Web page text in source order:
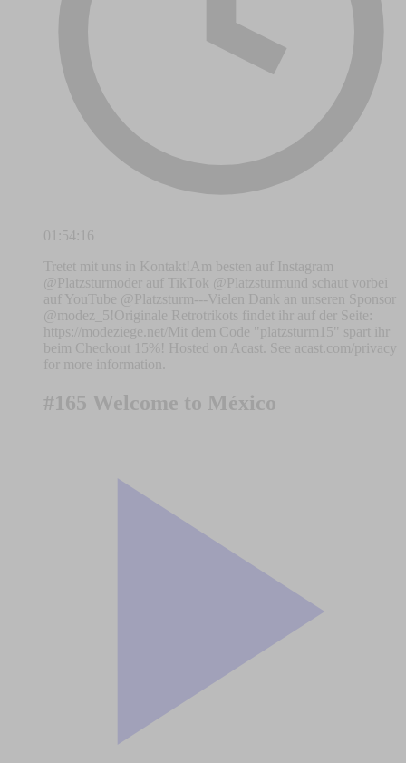
01:54:16
Tretet mit uns in Kontakt!Am besten auf Instagram
@Platzsturmoder auf TikTok @Platzsturmund schaut vorbei
auf YouTube @Platzsturm---Vielen Dank an unseren Sponsor
@modez_5!Originale Retrotrikots findet ihr auf der Seite:
https://modeziege.net/Mit dem Code "platzsturm15" spart ihr
beim Checkout 15%! Hosted on Acast. See acast.com/privacy
for more information.
#165 Welcome to México